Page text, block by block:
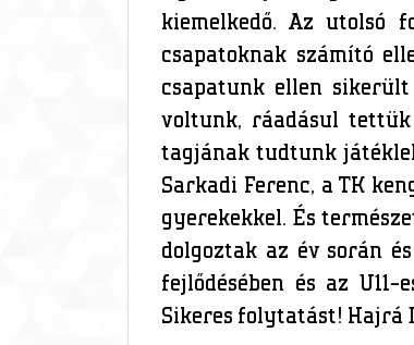
kiemelkedő. Az utolsó
csapatoknak számító
csapatunk ellen
voltunk, ráadásul
tagjának tudtunk
Sarkadi Ferenc, a TK
gyerekekkel. És
dolgoztak az év során
fejlődésében és az
Sikeres folytatást! Hajrá